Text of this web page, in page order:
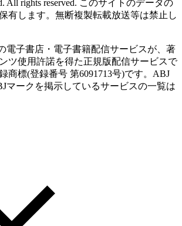
rights reserved. このサイトのデータの
有します。無断複製転載放送等は禁止し
電子書店・電子書籍配信サービスが、著
ツ使用許諾を得た正規版配信サービスで
商標(登録番号 第6091713号)です。ABJ
マークを掲示しているサービスの一覧は